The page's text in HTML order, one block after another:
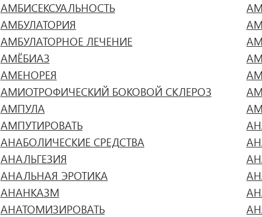
АМБИСЕКСУАЛЬНОСТЬ
АМБУЛАТОРИЯ
АМБУЛАТОРНОЕ ЛЕЧЕНИЕ
АМЁБИАЗ
АМЕНОРЕЯ
АМИОТРОФИЧЕСКИЙ БОКОВОЙ СКЛЕРОЗ
АМПУЛА
АМПУТИРОВАТЬ
АНАБОЛИЧЕСКИЕ СРЕДСТВА
АНАЛЬГЕЗИЯ
АНАЛЬНАЯ ЭРОТИКА
АНАНКАЗМ
АНАТОМИЗИРОВАТЬ